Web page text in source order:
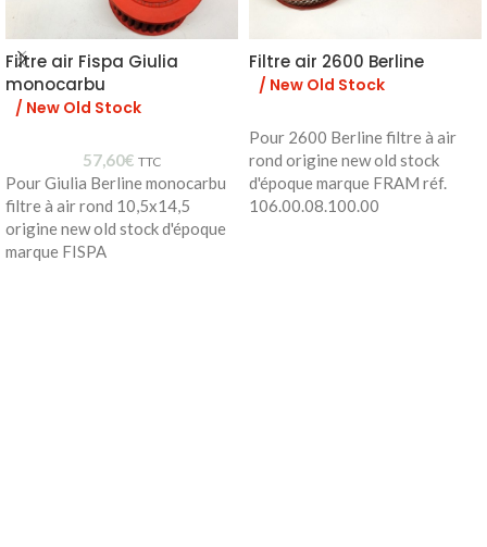
Filtre air Fispa Giulia
monocarbu
/ New Old Stock
57,60€ TTC
Pour Giulia Berline monocarbu
filtre à air rond 10,5x14,5
origine new old stock d'époque
marque FISPA
Filtre air 2600 Berline
/ New Old Stock
Pour 2600 Berline filtre à air
rond origine new old stock
d'époque marque FRAM réf.
106.00.08.100.00